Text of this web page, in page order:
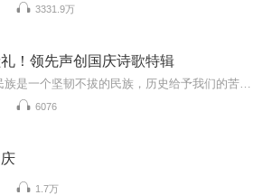
3331.9万
！领先声创国庆诗歌特辑
6076
1.7万